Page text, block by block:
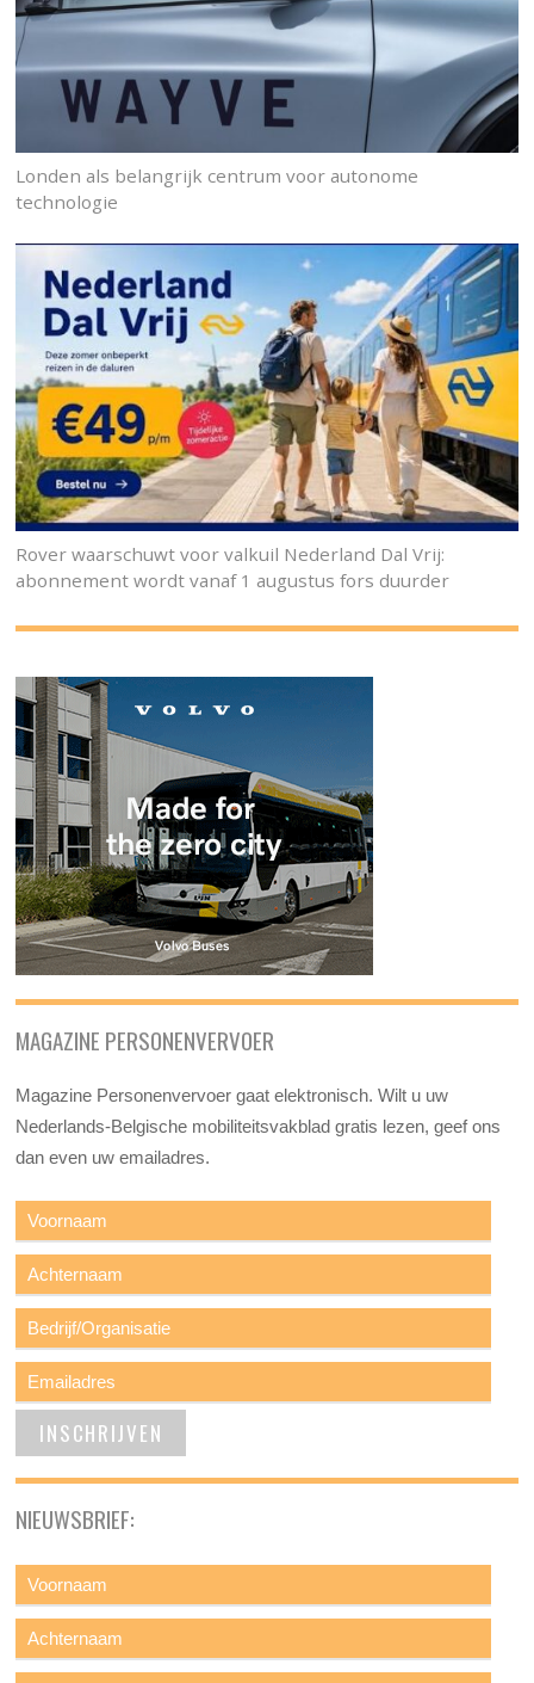
Londen als belangrijk centrum voor autonome
technologie
Rover waarschuwt voor valkuil Nederland Dal Vrij:
abonnement wordt vanaf 1 augustus fors duurder
MAGAZINE PERSONENVERVOER
Magazine Personenvervoer gaat elektronisch. Wilt u uw
Nederlands-Belgische mobiliteitsvakblad gratis lezen, geef ons
dan even uw emailadres.
NIEUWSBRIEF: